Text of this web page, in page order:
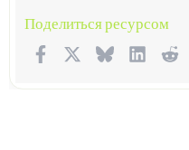
Поделиться ресурсом
FacebookX (Twitter)
Bluesky